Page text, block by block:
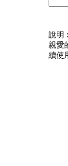
說明︰
親愛
續使